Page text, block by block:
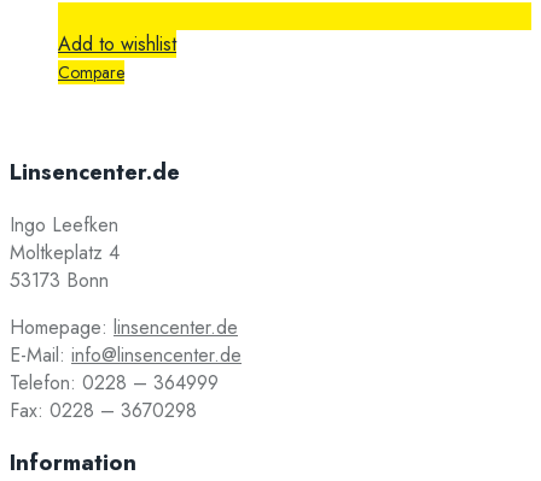
Add to wishlist
Compare
Linsencenter.de
Ingo Leefken
Moltkeplatz 4
53173 Bonn
Homepage: linsencenter.de
E-Mail: info@linsencenter.de
Telefon: 0228 – 364999
Fax: 0228 – 3670298
Information